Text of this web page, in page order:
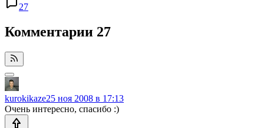
27
Комментарии 27
kurokikaze25 ноя 2008 в 17:13
Очень интересно, спасибо :)